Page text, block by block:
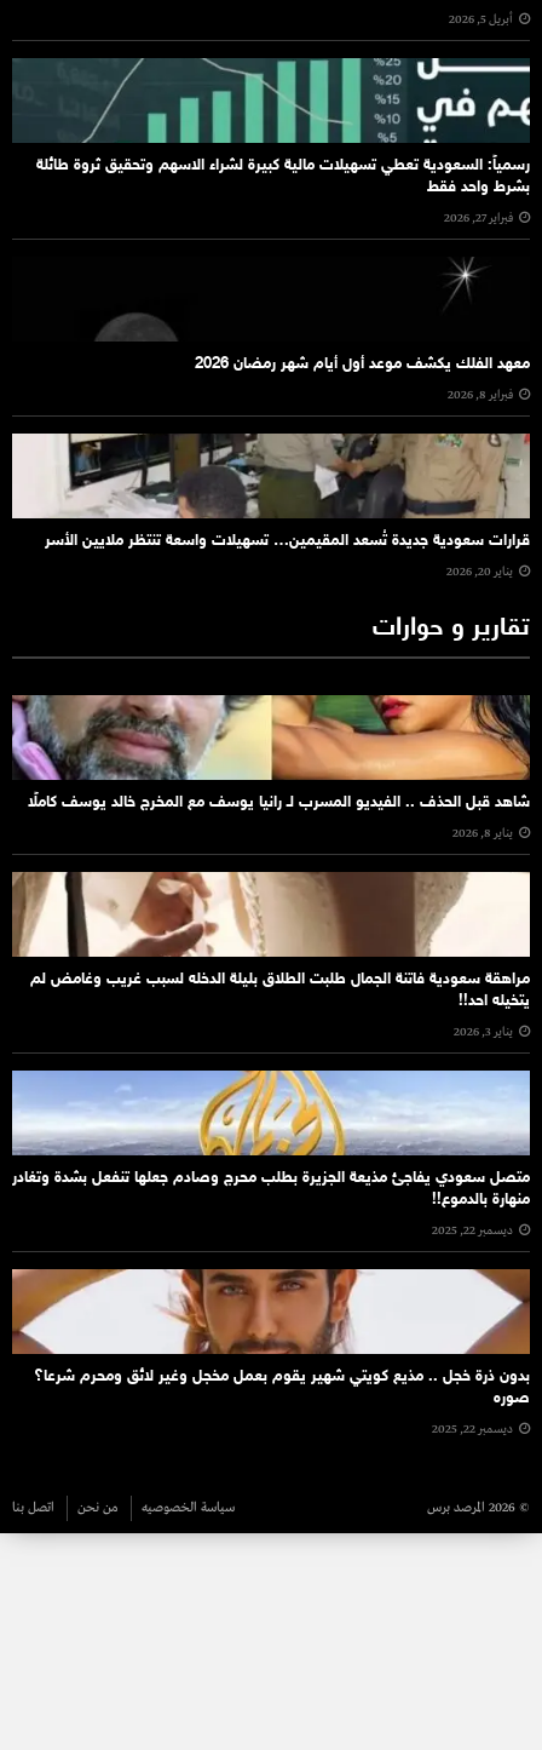
أبريل 5, 2026
رسمياً: السعودية تعطي تسهيلات مالية كبيرة لشراء الاسهم وتحقيق ثروة طائلة
بشرط واحد فقط
فبراير 27, 2026
معهد الفلك يكشف موعد أول أيام شهر رمضان 2026
فبراير 8, 2026
قرارات سعودية جديدة تُسعد المقيمين… تسهيلات واسعة تنتظر ملايين الأسر
يناير 20, 2026
تقارير و حوارات
شاهد قبل الحذف .. الفيديو المسرب لـ رانيا يوسف مع المخرج خالد يوسف كاملًا
يناير 8, 2026
مراهقة سعودية فاتنة الجمال طلبت الطلاق بليلة الدخله لسبب غريب وغامض لم
يتخيله احد!!
يناير 3, 2026
متصل سعودي يفاجئ مذيعة الجزيرة بطلب محرج وصادم جعلها تنفعل بشدة وتغادر
منهارة بالدموع!!
ديسمبر 22, 2025
بدون ذرة خجل .. مذيع كويتي شهير يقوم بعمل مخجل وغير لائق ومحرم شرعا؟
صوره
ديسمبر 22, 2025
© 2026 المرصد برس سياسة الخصوصيه من نحن اتصل بنا